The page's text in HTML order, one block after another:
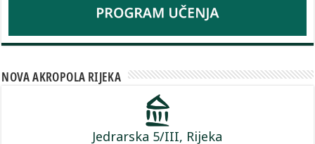
NOVA AKROPOLA RIJEKA
Jedrarska 5/III, Rijeka